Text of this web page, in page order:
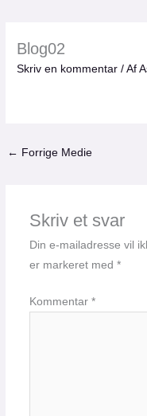
Blog02
Skriv en kommentar / Af
← Forrige Medie
Skriv et svar
Din e-mailadresse vil
er markeret med *
Kommentar *